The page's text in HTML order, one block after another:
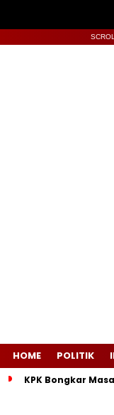
HOME POLITIK
KPK Bongkar